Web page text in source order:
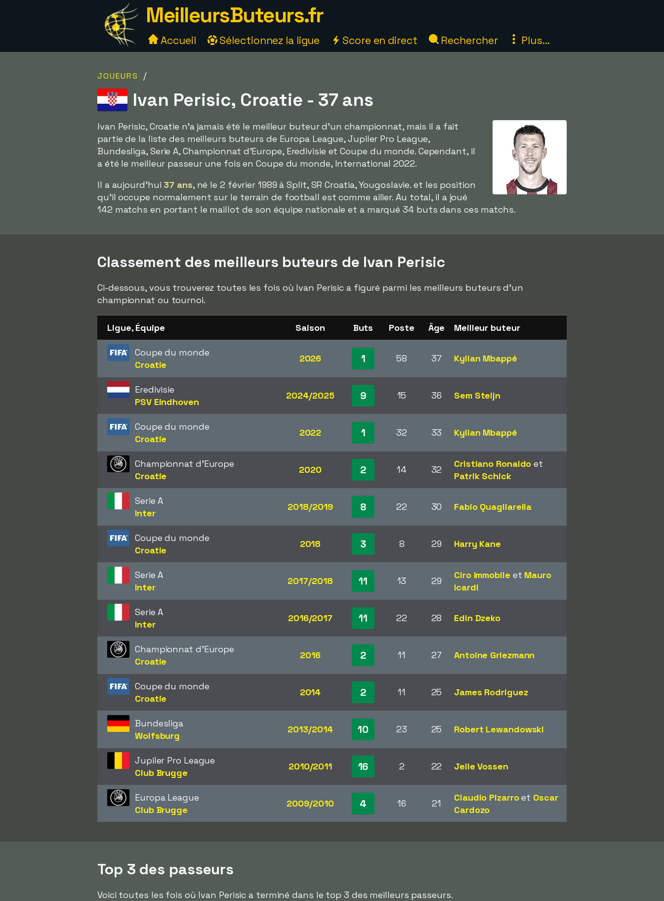
MeilleursButeurs.fr
Accueil Sélectionnez la ligue Score en direct Rechercher Plus...
JOUEURS /
Ivan Perisic, Croatie - 37 ans
Ivan Perisic, Croatie n'a jamais été le meilleur buteur d'un championnat, mais il a fait
partie de la liste des meilleurs buteurs de Europa League, Jupiler Pro League,
Bundesliga, Serie A, Championnat d'Europe, Eredivisie et Coupe du monde. Cependant, il
a été le meilleur passeur une fois en Coupe du monde, International 2022.
Il a aujourd'hui 37 ans, né le 2 février 1989 à Split, SR Croatia, Yougoslavie. et les position
qu'il occupe normalement sur le terrain de football est comme ailier. Au total, il a joué
142 matchs en portant le maillot de son équipe nationale et a marqué 34 buts dans ces matchs.
Classement des meilleurs buteurs de Ivan Perisic
Ci-dessous, vous trouverez toutes les fois où Ivan Perisic a figuré parmi les meilleurs buteurs d'un
championnat ou tournoi.
Ligue, Équipe Saison Buts Poste Âge Meilleur buteur
Coupe du monde
Croatie
2026 1 58 37 Kylian Mbappé
Eredivisie
PSV Eindhoven
2024/2025 9 15 36 Sem Steijn
Coupe du monde
Croatie
2022 1 32 33 Kylian Mbappé
Championnat d'Europe
Croatie
2020 2 14 32
Cristiano Ronaldo et
Patrik Schick
Serie A
Inter
2018/2019 8 22 30 Fabio Quagliarella
Coupe du monde
Croatie
2018 3 8 29 Harry Kane
Serie A
Inter
2017/2018 11 13 29
Ciro Immobile et Mauro
Icardi
Serie A
Inter
2016/2017 11 22 28 Edin Dzeko
Championnat d'Europe
Croatie
2016 2 11 27 Antoine Griezmann
Coupe du monde
Croatie
2014 2 11 25 James Rodriguez
Bundesliga
Wolfsburg
2013/2014 10 23 25 Robert Lewandowski
Jupiler Pro League
Club Brugge
2010/2011 16 2 22 Jelle Vossen
Europa League
Club Brugge
2009/2010 4 16 21
Claudio Pizarroet Oscar
Cardozo
Top 3 des passeurs
Voici toutes les fois où Ivan Perisic a terminé dans le top 3 des meilleurs passeurs.